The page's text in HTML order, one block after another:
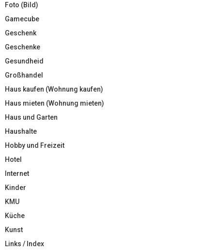
Foto (Bild)
Gamecube
Geschenk
Geschenke
Gesundheid
Großhandel
Haus kaufen (Wohnung kaufen)
Haus mieten (Wohnung mieten)
Haus und Garten
Haushalte
Hobby und Freizeit
Hotel
Internet
Kinder
KMU
Küche
Kunst
Links / Index